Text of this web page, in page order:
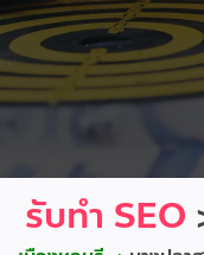
รับทำ SEO